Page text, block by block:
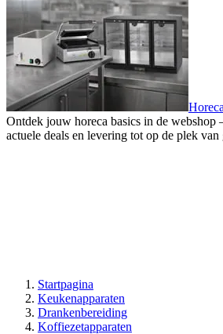
Ontdek jouw horeca basics in de webshop
actuele deals en levering tot op de plek van
Startpagina
Keukenapparaten
Drankenbereiding
Koffiezetapparaten